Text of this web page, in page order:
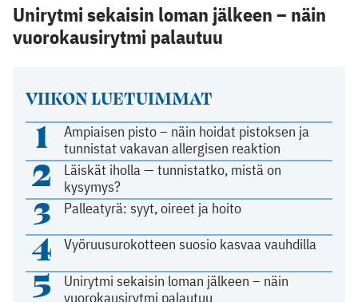
VIIKON LUETUIMMAT
1
Ampiaisen pisto – näin hoidat pistoksen ja
tunnistat vakavan allergisen reaktion
2
Läiskät iholla — tunnistatko, mistä on
kysymys?
3 Palleatyrä: syyt, oireet ja hoito
4 Vyöruusurokotteen suosio kasvaa vauhdilla
5
Unirytmi sekaisin loman jälkeen – näin
vuorokausirytmi palautuu
Unirytmi sekaisin loman jälkeen – näin
vuorokausirytmi palautuu